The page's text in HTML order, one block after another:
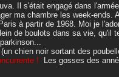
Il s'était engagé dans
ma chambre les week-ends.
à partir de 1968. Moi je
de boulots dans sa vie, qu'il
chien noir sortant des
! Les gosses des